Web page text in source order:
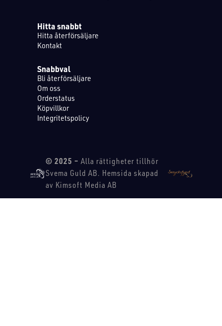
Hitta snabbt
Hitta återförsäljare
Kontakt
Snabbval
Bli återförsäljare
Om oss
Orderstatus
Köpvillkor
Integritetspolicy
© 2025 – Alla rättigheter tillhör
Svema Guld AB. Hemsida skapad
av Kimsoft Media AB